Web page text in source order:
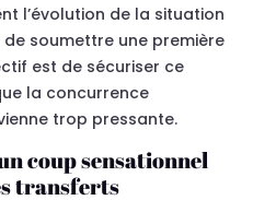
l’évolution de la situation
soumettre une première
est de sécuriser ce
la concurrence
trop pressante.
coup sensationnel
transferts